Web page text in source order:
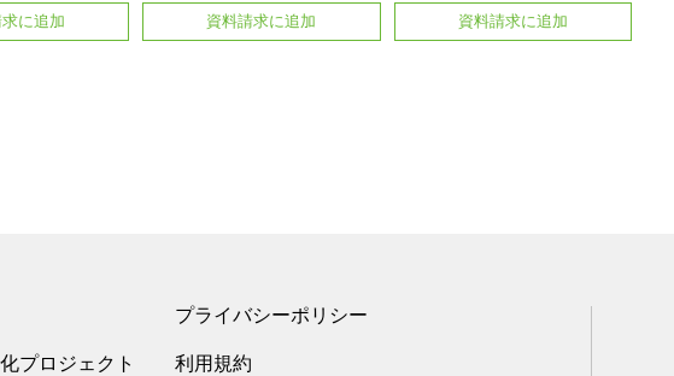
に追加 資料請求に追加 資料請求に追加
プロジェクト
プライバシーポリシー
利用規約